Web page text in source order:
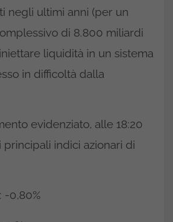
negli ultimi anni (per un
di 8.800 miliardi
liquidità in un sistema
in difficoltà dalla
evidenziato, alle 18:20
principali indici azionari di
-0,80%